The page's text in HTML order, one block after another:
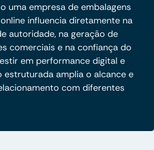
uma empresa de embalagens
influencia diretamente na
autoridade, na geração de
comerciais e na confiança do
em performance digital e
estruturada amplia o alcance e
com diferentes